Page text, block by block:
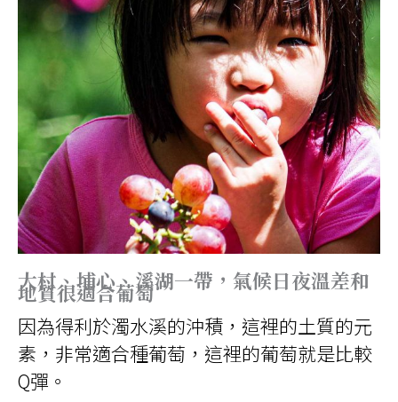
大村、埔心、溪湖一帶，氣候日夜溫差和
地質很適合葡萄
因為得利於濁水溪的沖積，這裡的土質的元
素，非常適合種葡萄，這裡的葡萄就是比較
Q彈。